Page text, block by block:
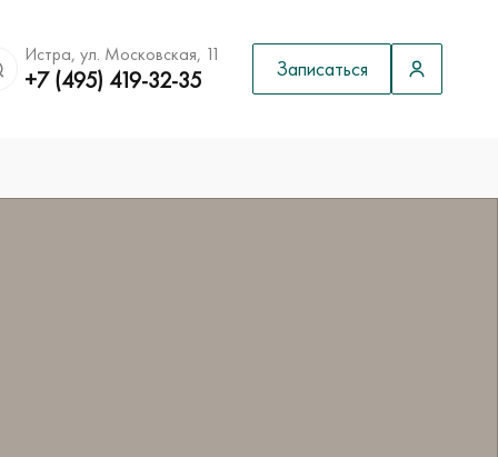
Истра, ул. Московская, 11
+7 (495) 419-32-35 Записаться